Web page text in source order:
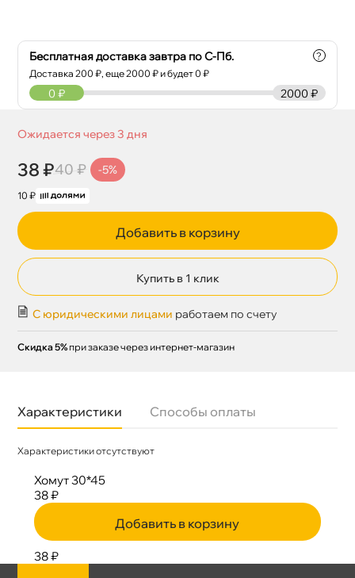
Бесплатная доставка завтра по С-Пб.
Доставка200 ₽, еще2000 ₽ и будет 0 ₽
?
2000 ₽
0 ₽
Ожидается через 3 дня
38 ₽40 ₽ -5%
10 ₽
Добавить в корзину
Купить в 1 клик
С юридическими лицами работаем по счету
Скидка 5% при заказе через интернет-магазин
Характеристики Способы оплаты
Характеристики отсутствуют
Хомут 30*45
38 ₽
Добавить в корзину
38 ₽